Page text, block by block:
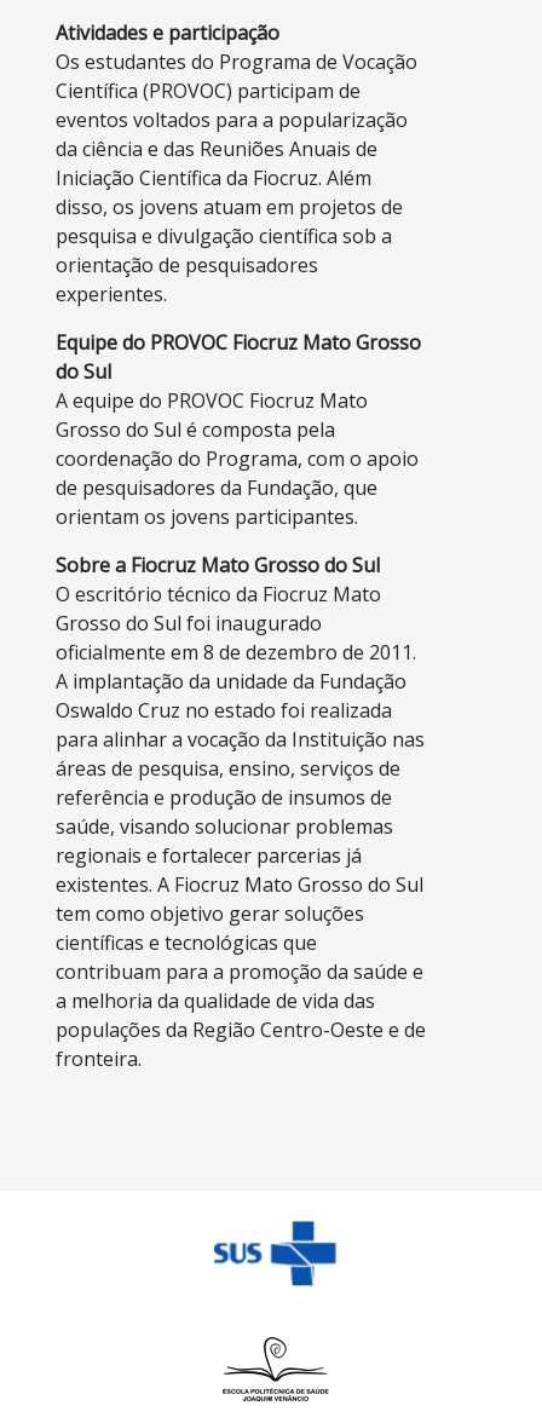
Atividades e participação
Os estudantes do Programa de Vocação
Científica (PROVOC) participam de
eventos voltados para a popularização
da ciência e das Reuniões Anuais de
Iniciação Científica da Fiocruz. Além
disso, os jovens atuam em projetos de
pesquisa e divulgação científica sob a
orientação de pesquisadores
experientes.
Equipe do PROVOC Fiocruz Mato Grosso
do Sul
A equipe do PROVOC Fiocruz Mato
Grosso do Sul é composta pela
coordenação do Programa, com o apoio
de pesquisadores da Fundação, que
orientam os jovens participantes.
Sobre a Fiocruz Mato Grosso do Sul
O escritório técnico da Fiocruz Mato
Grosso do Sul foi inaugurado
oficialmente em 8 de dezembro de 2011.
A implantação da unidade da Fundação
Oswaldo Cruz no estado foi realizada
para alinhar a vocação da Instituição nas
áreas de pesquisa, ensino, serviços de
referência e produção de insumos de
saúde, visando solucionar problemas
regionais e fortalecer parcerias já
existentes. A Fiocruz Mato Grosso do Sul
tem como objetivo gerar soluções
científicas e tecnológicas que
contribuam para a promoção da saúde e
a melhoria da qualidade de vida das
populações da Região Centro-Oeste e de
fronteira.